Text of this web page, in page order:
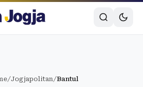
/Jogjapolitan/Bantul